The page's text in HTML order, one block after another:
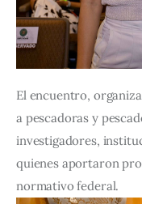
El encuentro,
a pescadoras y
investigadores,
quienes aportaron
normativo federal.